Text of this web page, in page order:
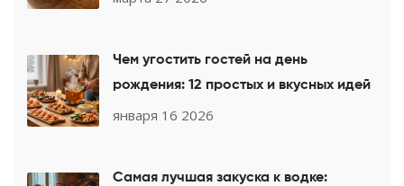
Чем угостить гостей на день
рождения: 12 простых и вкусных идей
января 16 2026
Самая лучшая закуска к водке: